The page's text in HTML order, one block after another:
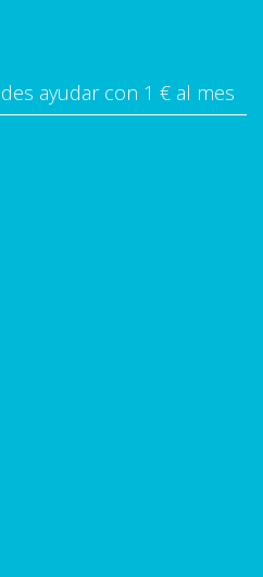
ayudar con 1 € al mes